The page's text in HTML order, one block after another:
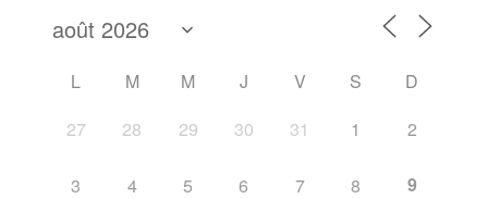
L M M J V S
D
27
28 29 30 31 1 2
3 4 5 6 7 8 9